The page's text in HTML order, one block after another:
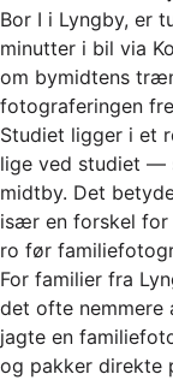
Bor I i Lyngby, er
minutter i bil via
om bymidtens
fotograferingen
Studiet ligger i et
lige ved studiet —
midtby. Det
især en forskel for
ro før
For familier fra
det ofte
jagte en
og pakker direkte